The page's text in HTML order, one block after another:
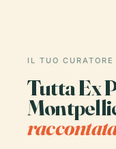
IL TUO CURATORE
Tutta Ex